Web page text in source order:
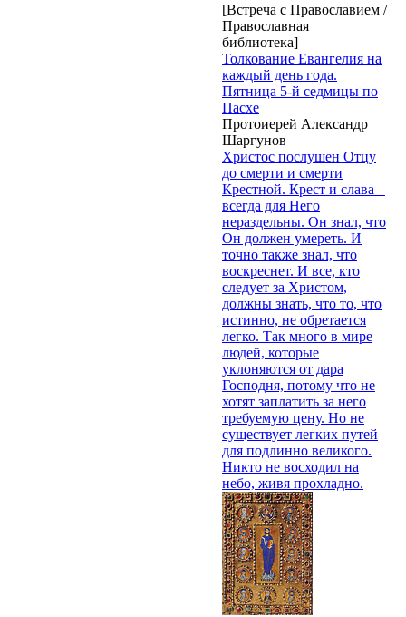
[Встреча с Православием /
Православная
библиотека]
Толкование Евангелия на
каждый день года.
Пятница 5-й седмицы по
Пасхе
Протоиерей Александр
Шаргунов
Христос послушен Отцу
до смерти и смерти
Крестной. Крест и слава –
всегда для Него
нераздельны. Он знал, что
Он должен умереть. И
точно также знал, что
воскреснет. И все, кто
следует за Христом,
должны знать, что то, что
истинно, не обретается
легко. Так много в мире
людей, которые
уклоняются от дара
Господня, потому что не
хотят заплатить за него
требуемую цену. Но не
существует легких путей
для подлинно великого.
Никто не восходил на
небо, живя прохладно.